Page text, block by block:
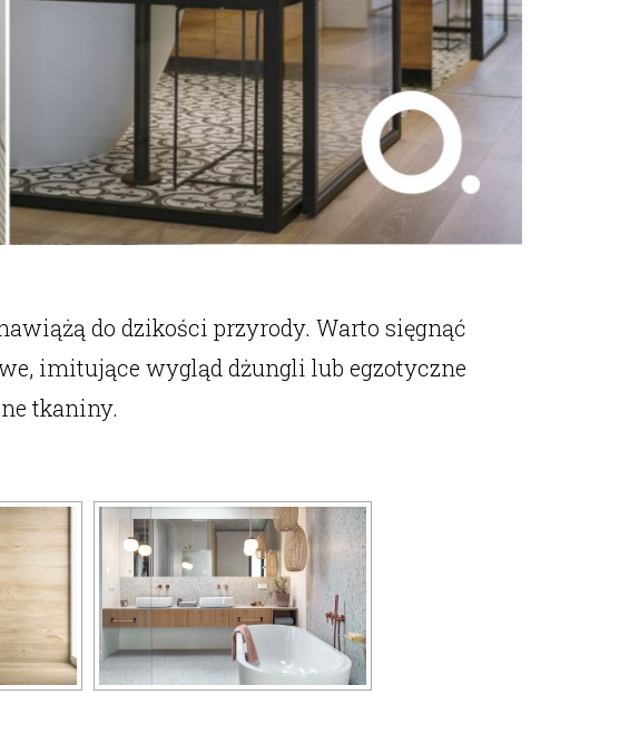
do dzikości przyrody. Warto sięgnąć
imitujące wygląd dżungli lub egzotyczne
tkaniny.